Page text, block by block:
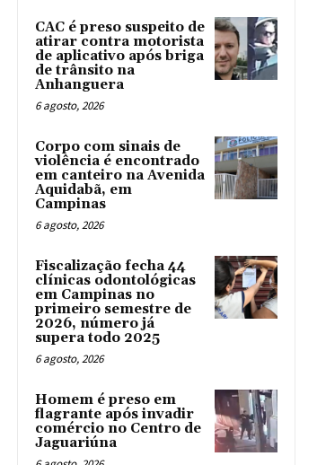
CAC é preso suspeito de
atirar contra motorista
de aplicativo após briga
de trânsito na
Anhanguera
6 agosto, 2026
Corpo com sinais de
violência é encontrado
em canteiro na Avenida
Aquidabã, em
Campinas
6 agosto, 2026
Fiscalização fecha 44
clínicas odontológicas
em Campinas no
primeiro semestre de
2026, número já
supera todo 2025
6 agosto, 2026
Homem é preso em
flagrante após invadir
comércio no Centro de
Jaguariúna